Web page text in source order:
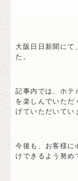
大阪日日新聞にて
た。
記事内では、ホテ
を楽しんでいただ
げていただいてい
今後も、お客様に
けできるよう努め